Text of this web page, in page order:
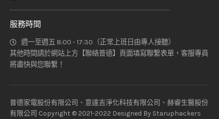
服務時間
週一至週五 8:00 - 17:30（正常上班日由專人接聽）
其他時間請於網站上方【聯絡普德】頁面填寫聯繫表單，客服專員
將盡快與您聯繫！
普德家電股份有限公司、意達吉淨化科技有限公司、赫睿生醫股份
有限公司 Copyright © 2021-2022 Designed By Staruphackers